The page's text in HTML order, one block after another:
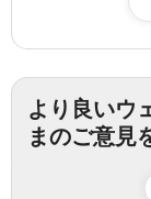
より良いウ
まのご意見